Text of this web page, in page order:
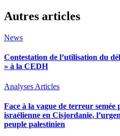
Autres articles
News
Contestation de l’utilisation du
» à la CEDH
Analyses Articles
Face à la vague de terreur semée
israélienne en Cisjordanie,
peuple palestinien